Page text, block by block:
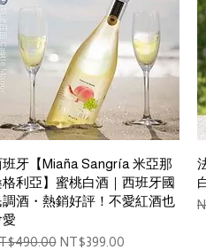
Quick View
班牙【Miaña Sangría 米亞那
格利亞】蜜桃白酒｜西班牙國
調酒・熱銷好評！不愛紅酒也
PriceSale Price
NT$399.00